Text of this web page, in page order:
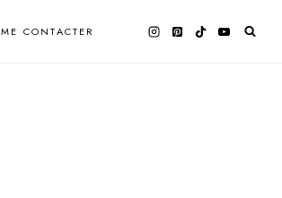
ME CONTACTER